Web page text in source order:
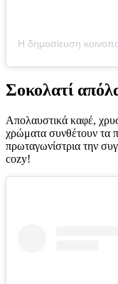
Σοκολατί
Απολαυστικά καφέ,
χρώματα συνθέτουν τα
πρωταγωνίστρια την
cozy!